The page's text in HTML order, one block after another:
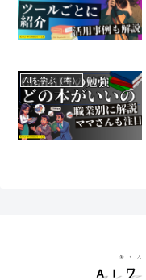
AIを学ぶ（本）